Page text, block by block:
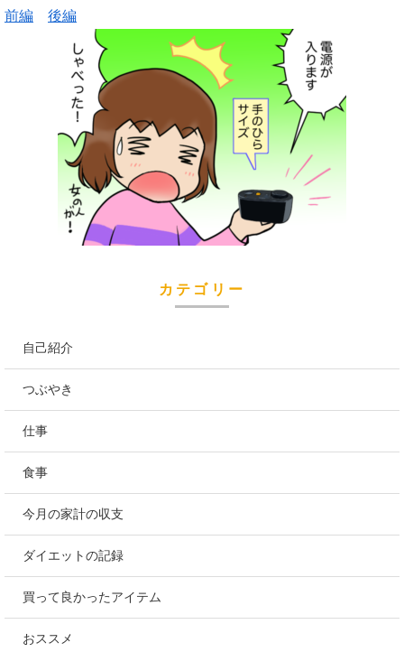
前編
後編
カテゴリー
自己紹介
つぶやき
仕事
食事
今月の家計の収支
ダイエットの記録
買って良かったアイテム
おススメ